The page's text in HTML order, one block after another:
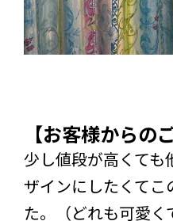
【お客様からの
少し値段が高くて
ザインにしたくて
た。（どれも可愛く